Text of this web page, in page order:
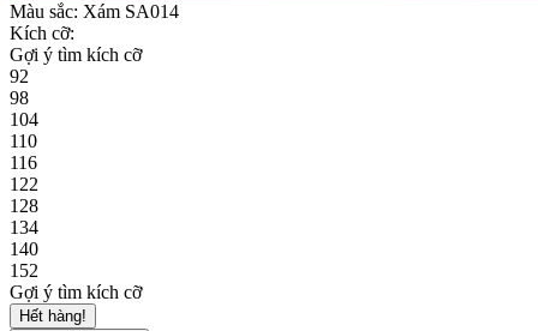
Màu sắc: Xám SA014
Kích cỡ:
Gợi ý tìm kích cỡ
92
98
104
110
116
122
128
134
140
152
Gợi ý tìm kích cỡ
Hết hàng!